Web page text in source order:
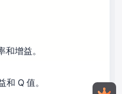
增益。
Q 值。